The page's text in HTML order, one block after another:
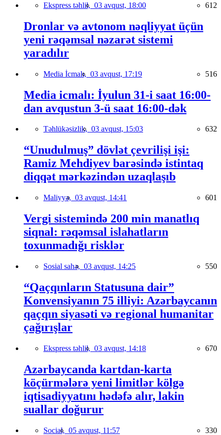
Ekspress təhlil, 03 avqust, 18:00 612
Dronlar və avtonom nəqliyyat üçün
yeni rəqəmsal nəzarət sistemi
yaradılır
Media İcmalı, 03 avqust, 17:19 516
Media icmalı: İyulun 31-i saat 16:00-
dan avqustun 3-ü saat 16:00-dək
Təhlükəsizlik, 03 avqust, 15:03 632
“Unudulmuş” dövlət çevrilişi işi:
Ramiz Mehdiyev barəsində istintaq
diqqət mərkəzindən uzaqlaşıb
Maliyyə, 03 avqust, 14:41 601
Vergi sistemində 200 min manatlıq
siqnal: rəqəmsal islahatların
toxunmadığı risklər
Sosial sahə, 03 avqust, 14:25 550
“Qaçqınların Statusuna dair”
Konvensiyanın 75 illiyi: Azərbaycanın
qaçqın siyasəti və regional humanitar
çağırışlar
Ekspress təhlil, 03 avqust, 14:18 670
Azərbaycanda kartdan-karta
köçürmələrə yeni limitlər kölgə
iqtisadiyyatını hədəfə alır, lakin
suallar doğurur
Social, 05 avqust, 11:57 330